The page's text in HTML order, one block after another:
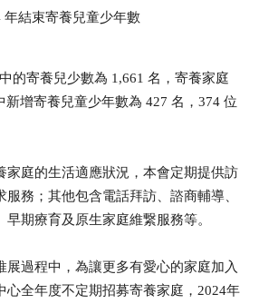
全文檢索
公益 義賣品 無窮
年結束寄養兒童少年數
的寄養兒少數為 1,661 名，寄養家庭
新增寄養兒童少年數為 427 名，374 位
家庭的生活適應狀況，本會定期提供訪
務；其他包含電話拜訪、諮商輔導、
期療育及原生家庭維繋服務等。
展過程中，為讓更多有愛心的家庭加入
心全年度不定期招募寄養家庭，2024年